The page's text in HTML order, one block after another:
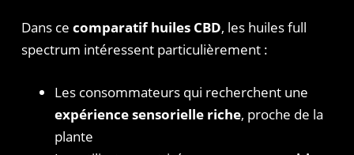
Dans ce comparatif huiles CBD, les huiles full
spectrum intéressent particulièrement :
Les consommateurs qui recherchent une
expérience sensorielle riche, proche de la
plante